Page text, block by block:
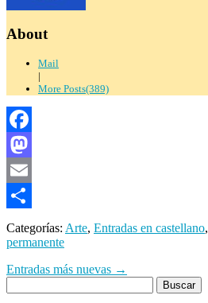
About
Mail
|
More Posts(389)
Facebook
Mastodon
Email
Compartir
Categorías: Arte, Entradas en castellano,
permanente
Entradas más nuevas →